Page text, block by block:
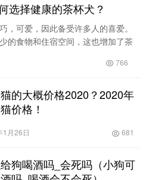
选择健康的茶杯犬？
，可爱，因此备受许多人的喜爱。
的食物和住宿空间，这也增加了茶
766
的大概价格2020？2020年
价格！
1月26日 681
狗喝酒吗_会死吗（小狗可